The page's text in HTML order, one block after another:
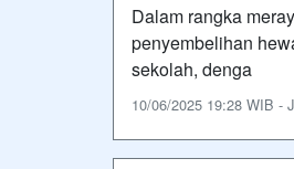
Dalam rangka
penyembelihan
sekolah, denga
10/06/2025 19:28 WIB -